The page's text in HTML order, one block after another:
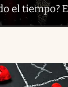
el tiempo?